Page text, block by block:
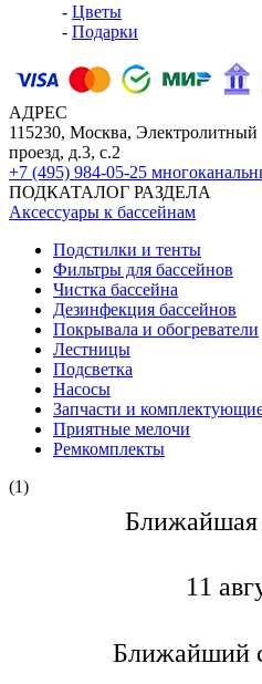
- Цветы
- Подарки
АДРЕС
115230, Москва, Электролитный
проезд, д.3, с.2
+7 (495) 984-05-25
ПОДКАТАЛОГ РАЗДЕЛА
Аксессуары к бассейнам
Подстилки и тенты
Фильтры для бассейнов
Чистка бассейна
Дезинфекция бассейнов
Покрывала и обогреватели
Лестницы
Подсветка
Насосы
Запчасти и
Приятные мелочи
Ремкомплекты
(1)
Ближайшая
11
Ближайший